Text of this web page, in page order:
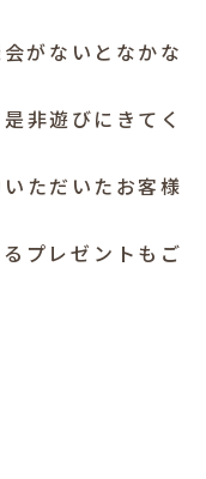
がないとなかな
非遊びにきてく
ただいたお客様
プレゼントもご